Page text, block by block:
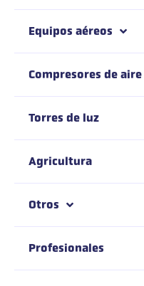
Equipos aéreos
Compresores de aire
Torres de luz
Agricultura
Otros
Profesionales